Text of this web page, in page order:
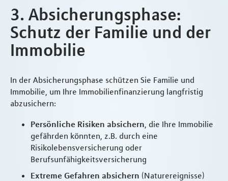
3. Absicherungsphase:
Schutz der Familie und der
Immobilie
In der Absicherungsphase schützen Sie Familie und
Immobilie, um Ihre Immobilienfinanzierung langfristig
abzusichern:
Persönliche Risiken absichern , die Ihre Immobilie
gefährden könnten, z.B. durch eine
Risikolebensversicherung oder
Berufsunfähigkeitsversicherung
Extreme Gefahren absichern (Naturereignisse)